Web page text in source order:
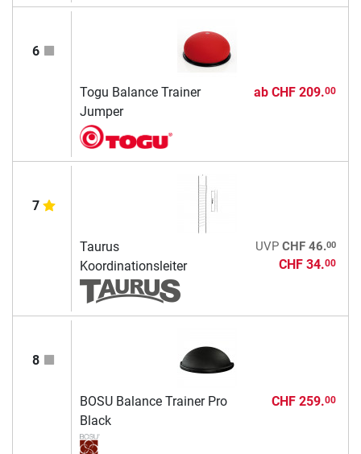
6
Togu Balance Trainer
Jumper
ab CHF 209.00
7
Taurus
Koordinationsleiter
UVP CHF 46.00
CHF 34.00
8
BOSU Balance Trainer Pro
Black
CHF 259.00